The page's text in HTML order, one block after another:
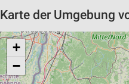
Karte der Umgebung
+
−